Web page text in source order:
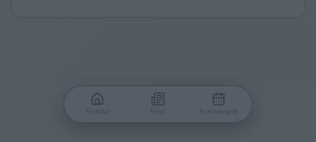
Főoldal Friss Események